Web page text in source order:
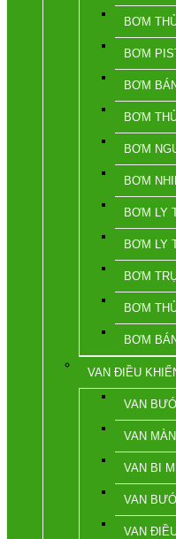
BƠM
BƠM
BƠM
BƠM
BƠM
BƠM
BƠM LY
BƠM LY
BƠM
BƠM
BƠM
VAN ĐIỀU
VAN
VAN
VAN BI
VAN
VAN